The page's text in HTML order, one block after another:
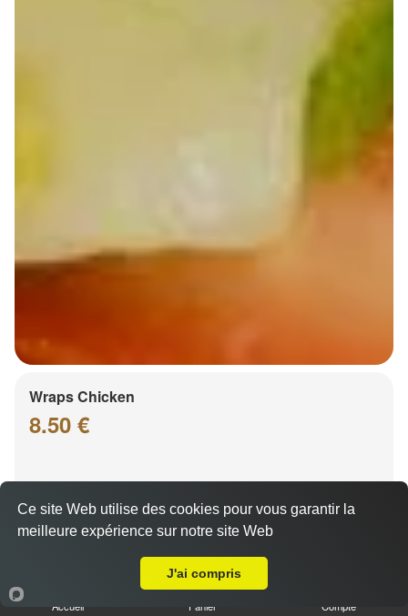
Wraps Chicken
8.50 €
Accueil Panier Compte
Ce site Web utilise des cookies pour vous garantir la
meilleure expérience sur notre site Web
J'ai compris